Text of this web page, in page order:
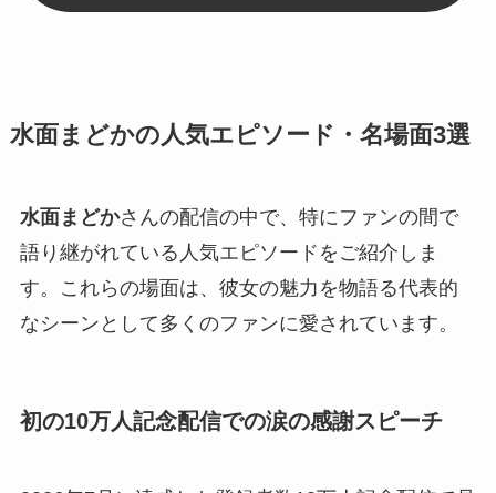
水面まどかの人気エピソード・名場面3選
水面まどかさんの配信の中で、特にファンの間で
語り継がれている人気エピソードをご紹介しま
す。これらの場面は、彼女の魅力を物語る代表的
なシーンとして多くのファンに愛されています。
初の10万人記念配信での涙の感謝スピーチ